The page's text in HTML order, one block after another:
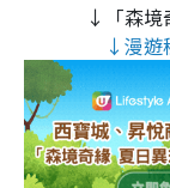
↓「森境
↓漫遊